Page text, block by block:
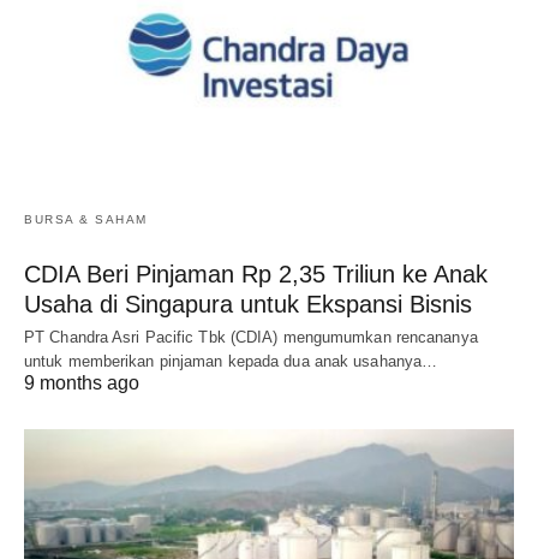
BURSA & SAHAM
CDIA Beri Pinjaman Rp 2,35 Triliun ke Anak
Usaha di Singapura untuk Ekspansi Bisnis
PT Chandra Asri Pacific Tbk (CDIA) mengumumkan rencananya
untuk memberikan pinjaman kepada dua anak usahanya…
9 months ago